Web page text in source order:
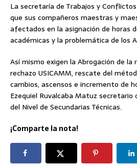
La secretaría de Trabajos y
que sus compañeros maestras y
afectados en la asignación de horas
académicas y la problemática de los
Así mismo exigen la Abrogación de
rechazo USICAMM, rescate del
cambios, ascensos e incremento de
Ezequiel Ruvalcaba Matuz secretario
del Nivel de Secundarias Técnicas.
¡Comparte la nota!